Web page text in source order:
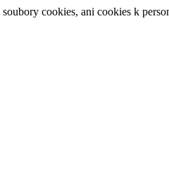
cookies, ani cookies k